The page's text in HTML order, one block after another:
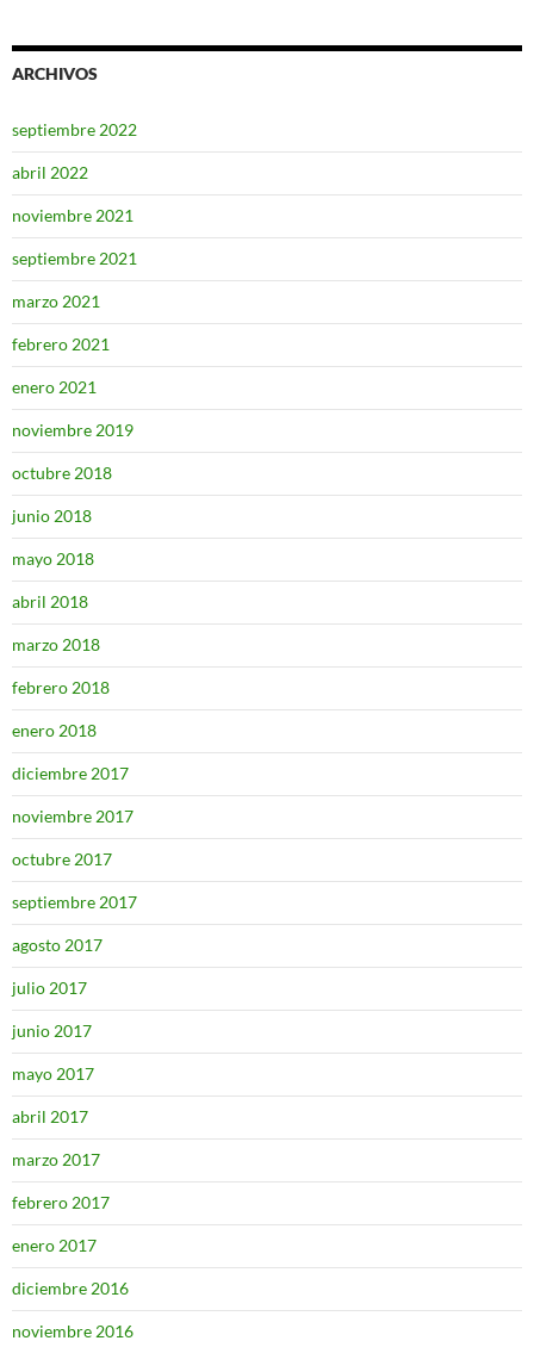
ARCHIVOS
septiembre 2022
abril 2022
noviembre 2021
septiembre 2021
marzo 2021
febrero 2021
enero 2021
noviembre 2019
octubre 2018
junio 2018
mayo 2018
abril 2018
marzo 2018
febrero 2018
enero 2018
diciembre 2017
noviembre 2017
octubre 2017
septiembre 2017
agosto 2017
julio 2017
junio 2017
mayo 2017
abril 2017
marzo 2017
febrero 2017
enero 2017
diciembre 2016
noviembre 2016